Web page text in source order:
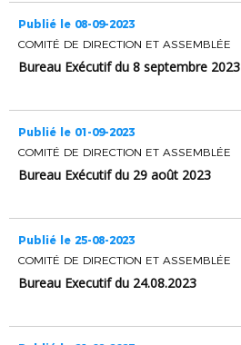
Publié le 08-09-2023
COMITÉ DE DIRECTION ET ASSEMBLÉE
Bureau Exécutif du 8 septembre 2023
Publié le 01-09-2023
COMITÉ DE DIRECTION ET ASSEMBLÉE
Bureau Exécutif du 29 août 2023
Publié le 25-08-2023
COMITÉ DE DIRECTION ET ASSEMBLÉE
Bureau Executif du 24.08.2023